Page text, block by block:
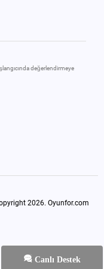
değerlendirmeye
2026. Oyunfor.com